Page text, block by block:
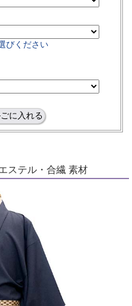
びください
ステル・合繊 素材